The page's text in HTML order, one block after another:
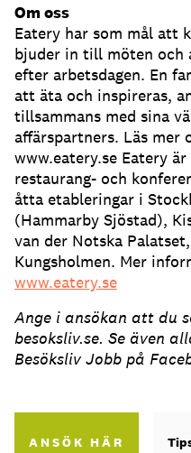
Om oss
Eatery har som mål att
bjuder in till möten och
efter arbetsdagen. En
att äta och inspireras,
tillsammans med sina
affärspartners. Läs mer
www.eatery.se Eatery
restaurang- och
åtta etableringar i
(Hammarby Sjöstad),
van der Notska
Kungsholmen. Mer
www.eatery.se
Ange i ansökan att du
besoksliv.se. Se även
Besöksliv Jobb på
ANSÖK HÄR